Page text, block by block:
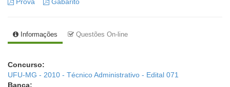
Informações Questões On-line
Concurso:
UFU-MG - 2010 - Técnico Administrativo - Edital 071
Banca: